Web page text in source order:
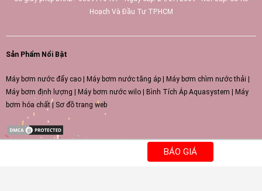
BÁO GIÁ
Hoạch Và Đầu Tư TP.HCM
Sản Phẩm Nổi Bật
Máy bơm nước đẩy cao Máy bơm nước tăng áp Máy bơm chìm nước thải
Máy bơm định lượng
Máy bơm nước wilo Bình Tích Áp Aquasystem
Máy
bơm hóa chất| Sơ đồ trang web